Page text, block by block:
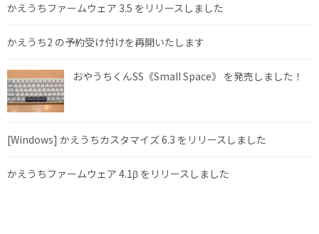
かえうちファームウェア 3.5 をリリースしました
かえうち2 の予約受け付けを再開いたします
おやうちくんSS《Small Space》 を発売しました！
[Windows] かえうちカスタマイズ 6.3 をリリースしました
かえうちファームウェア 4.1β をリリースしました